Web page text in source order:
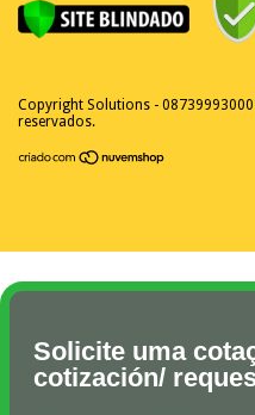
Copyright Solutions -
reservados.
Solicite uma
cotización/